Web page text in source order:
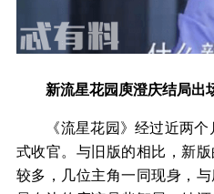
新流星花园庾澄庆结局出
《流星花园》经过近两个
式收官。与旧版的相比，新
较多，几位主角一同现身，与